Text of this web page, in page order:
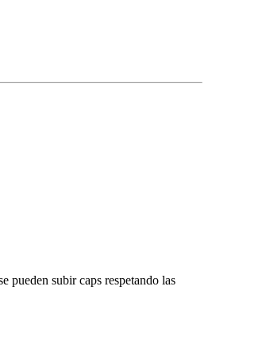
pueden subir caps respetando las